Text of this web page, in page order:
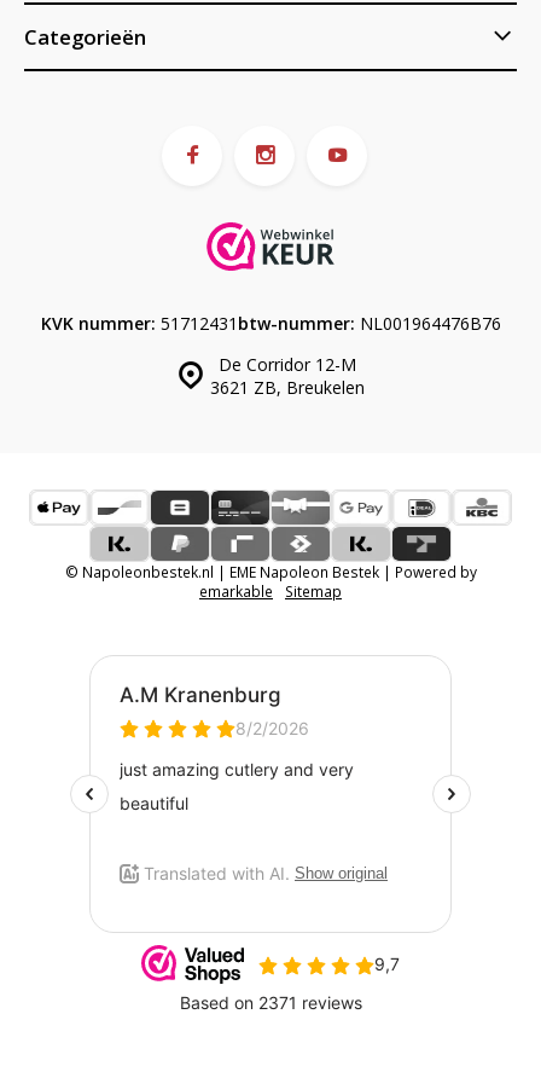
Categorieën
De Corridor 12-M
3621 ZB, Breukelen
KVK nummer: 51712431 btw-nummer: NL001964476B76
© Napoleonbestek.nl | EME Napoleon Bestek | Powered by
emarkable
Sitemap